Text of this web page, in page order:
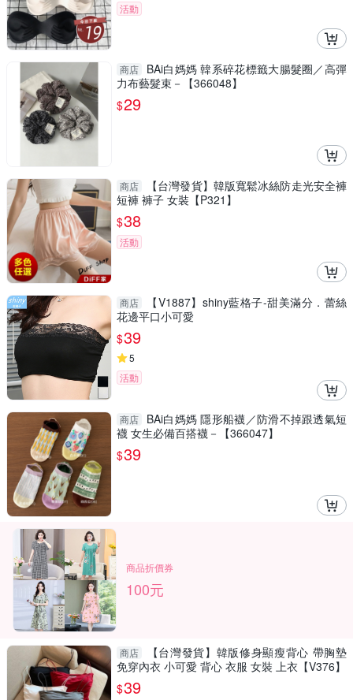
活動
商店
BAi白媽媽 韓系碎花標籤大腸髮圈／高彈
力布藝髮束－【366048】
$29
商店
【台灣發貨】韓版寬鬆冰絲防走光安全褲
短褲 褲子 女裝【P321】
$38
活動
商店
【V1887】shiny藍格子-甜美滿分．蕾絲
花邊平口小可愛
$39
5
活動
商店
BAi白媽媽 隱形船襪／防滑不掉跟透氣短
襪 女生必備百搭襪－【366047】
$39
商品折價券
100元
商店
【台灣發貨】韓版修身顯瘦背心 帶胸墊
免穿內衣 小可愛 背心 衣服 女裝 上衣【V376】
$39